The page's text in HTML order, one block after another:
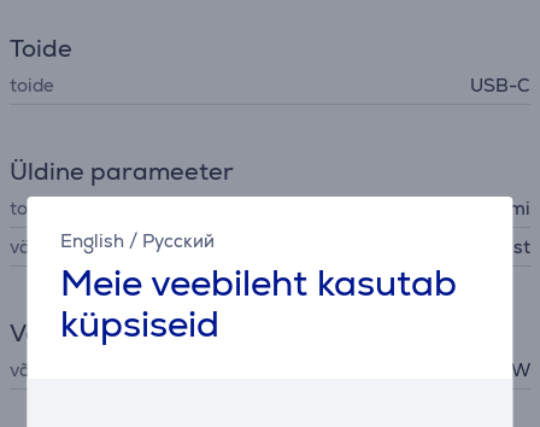
English / Русский
Meie veebileht kasutab
küpsiseid
Toide
toide USB-C
Üldine parameeter
tootja
Xiaomi
värv
must
Võimsus
võimsus 5 W